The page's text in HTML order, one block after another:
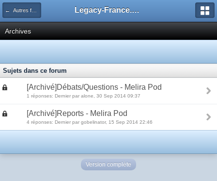
← Autres formats Legacy-France.org - Forum
Archives
Sujets dans ce forum
[Archivé]Débats/Questions - Melira Pod
1 réponses: Dernier par alone, 30 Sep 2014 09:37
[Archivé]Reports - Melira Pod
4 réponses: Dernier par gobelinator, 15 Sep 2014 22:46
Version complète